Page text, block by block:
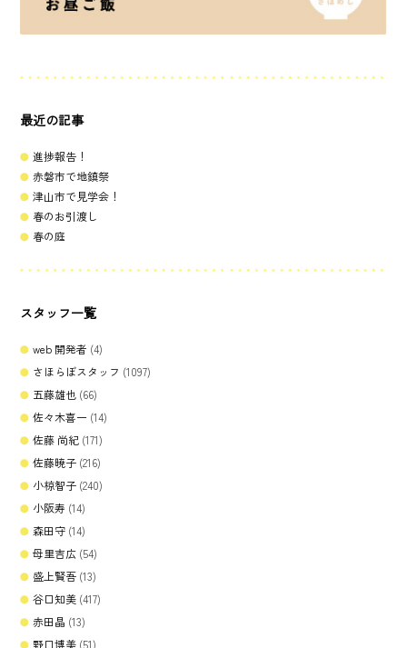
最近の記事
進捗報告！
赤磐市で地鎮祭
津山市で見学会！
春のお引渡し
春の庭
スタッフ一覧
web 開発者 (4)
さほらぼスタッフ (1097)
五藤雄也 (66)
佐々木喜一 (14)
佐藤 尚紀 (171)
佐藤暁子 (216)
小椋智子 (240)
小阪寿 (14)
森田守 (14)
母里吉広 (54)
盛上賢吾 (13)
谷口知美 (417)
赤田晶 (13)
野口博美 (51)